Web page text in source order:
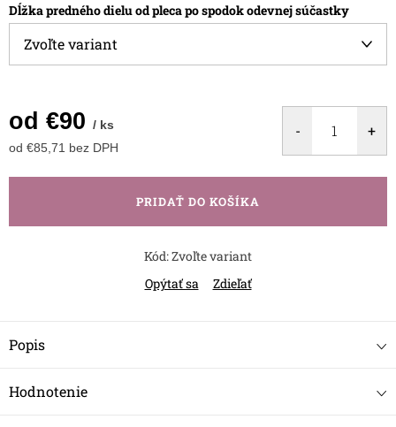
Dĺžka predného dielu od pleca po spodok odevnej súčastky
od €90 / ks
od €85,71 bez DPH
cena:
PRIDAŤ DO KOŠÍKA
Kód:Zvoľte variant
Opýtať sa
Zdieľať
Popis
Hodnotenie